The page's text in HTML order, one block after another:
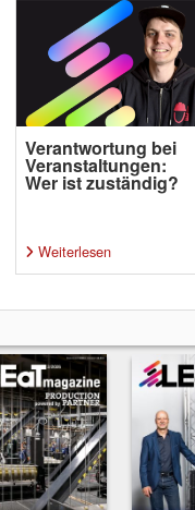
Verantwortung bei
Veranstaltungen:
Wer ist zuständig?
Weiterlesen